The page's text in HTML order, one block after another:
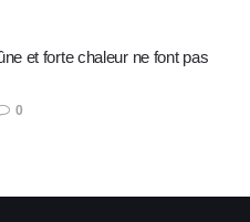
et forte chaleur ne font pas
0